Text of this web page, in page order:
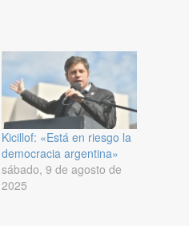
Kicillof: «Está en riesgo la
democracia argentina»
sábado, 9 de agosto de
2025